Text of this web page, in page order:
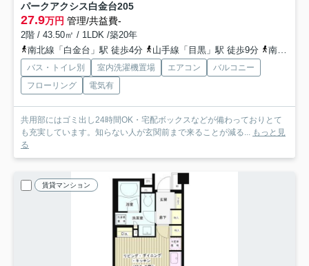
パークアクシス白金台205
27.9万円 管理/共益費-
2階 / 43.50㎡ / 1LDK /築20年
南北線「白金台」駅 徒歩4分
山手線「目黒」駅 徒歩9分 南北線「目黒」駅 徒歩9分
バス・トイレ別 室内洗濯機置場 エアコン
バルコニー
フローリング
電気有
共用部にはゴミ出し24時間OK・宅配ボックスなどが備わっておりとて
も充実しています。知らない人が玄関前まで来ることが減る... もっと見
る
賃貸マンション